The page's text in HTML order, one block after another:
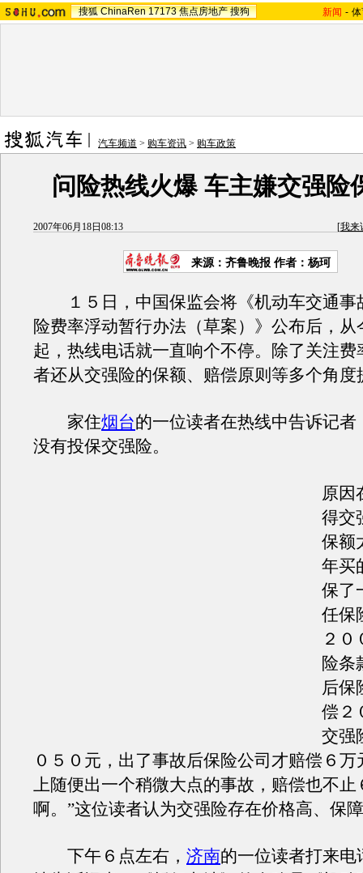
搜狐 ChinaRen 17173 焦点房地产 搜狗 新闻 -
汽车频道 > 购车资讯 > 购车政策
问险热线火爆 车主嫌交强险
2007年06月18日08:13 [我来
来源：齐鲁晚报 作者：杨珂
１５日，中国保监会将《机动车交通事
险费率浮动暂行办法（草案）》公布后，从
起，热线电话就一直响个不停。除了关注费
者还从交强险的保额、赔偿原则等多个角度
家住烟台的一位读者在热线中告诉记者
没有投保交强险。
原因
得交
保额
年买
保了
任保
２０
险条
后保
偿２
交强
０５０元，出了事故后保险公司才赔偿６
上随便出一个稍微大点的事故，赔偿也不止
啊。”这位读者认为交强险存在价格高、保
下午６点左右， 济南的一位读者打来电